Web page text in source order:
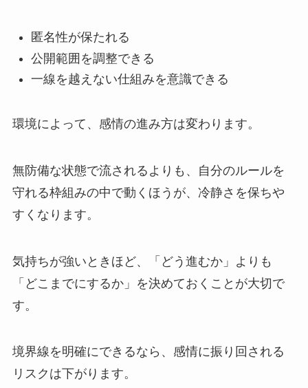
匿名性が保たれる
公開範囲を調整できる
一線を越えない仕組みを意識できる
環境によって、感情の進み方は変わります。
無防備な状態で流されるよりも、自分のルールを
守れる枠組みの中で動くほうが、冷静さを保ちや
すくなります。
気持ちが強いときほど、「どう進むか」よりも
「どこまでにするか」を決めておくことが大切で
す。
境界線を明確にできるなら、感情に振り回される
リスクは下がります。